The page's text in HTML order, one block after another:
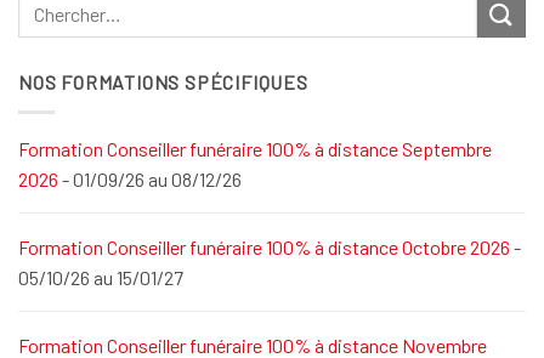
NOS FORMATIONS SPÉCIFIQUES
Formation Conseiller funéraire 100% à distance Septembre
2026 - 01/09/26 au 08/12/26
Formation Conseiller funéraire 100% à distance Octobre 2026 -
05/10/26 au 15/01/27
Formation Conseiller funéraire 100% à distance Novembre